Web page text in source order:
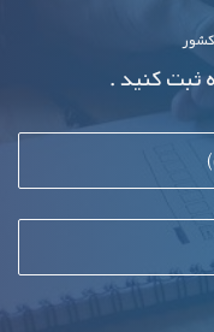
کشور
ثبت کنید .